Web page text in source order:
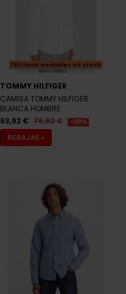
Últimas unidades en stock
TOMMY HILFIGER
CAMISA TOMMY HILFIGER
BLANCA HOMBRE
63,92 € 79,90 € -20%
REBAJAS+